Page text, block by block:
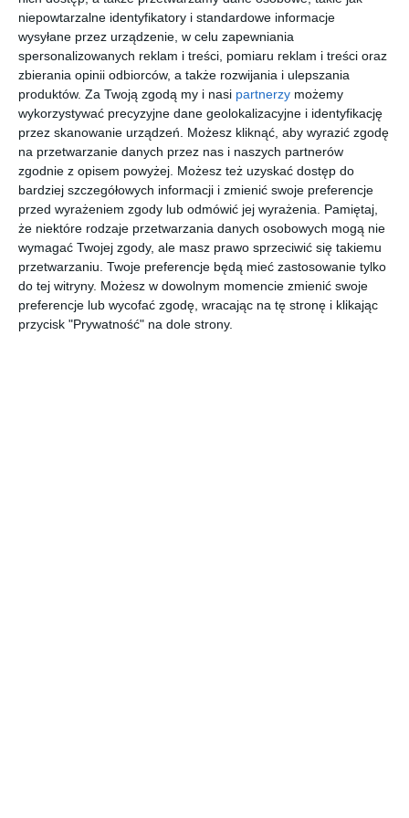
niepowtarzalne identyfikatory i standardowe informacje
wysyłane przez urządzenie, w celu zapewniania
spersonalizowanych reklam i treści, pomiaru reklam i treści oraz
zbierania opinii odbiorców, a także rozwijania i ulepszania
produktów. Za Twoją zgodą my i nasi partnerzy możemy
wykorzystywać precyzyjne dane geolokalizacyjne i identyfikację
przez skanowanie urządzeń. Możesz kliknąć, aby wyrazić zgodę
na przetwarzanie danych przez nas i naszych partnerów
zgodnie z opisem powyżej. Możesz też uzyskać dostęp do
bardziej szczegółowych informacji i zmienić swoje preferencje
przed wyrażeniem zgody lub odmówić jej wyrażenia.
Pamiętaj,
że niektóre rodzaje przetwarzania danych osobowych mogą nie
wymagać Twojej zgody, ale masz prawo sprzeciwić się takiemu
przetwarzaniu. Twoje preferencje będą mieć zastosowanie tylko
do tej witryny. Możesz w dowolnym momencie zmienić swoje
preferencje lub wycofać zgodę, wracając na tę stronę i klikając
przycisk "Prywatność" na dole strony.
wierszem
Lektury z
opracowa
niem
Adam
Mickiewicz,
Zarzycka Irena
. Lektury z
opracowa
niem
Adam
Mickiewicz
etui
Adam
Mickiewicz
Lektura z
niem
[ audiobook ]
Konrad
Wallenrod
- lektura z
opracowa
niem
Adam
Mickiewicz
[ audiobook ]
Dziady cz.
III - lektura
z
opracowa
niem
Adam
Mickiewicz
[ audiobook ]
Pan
Tadeusz -
lektura z
opracowa
niem
Adam
[ audiobook ]
Poezja
Mickiewic
za -
lektura z
opracowa
niem
Adam
Mickiewicz